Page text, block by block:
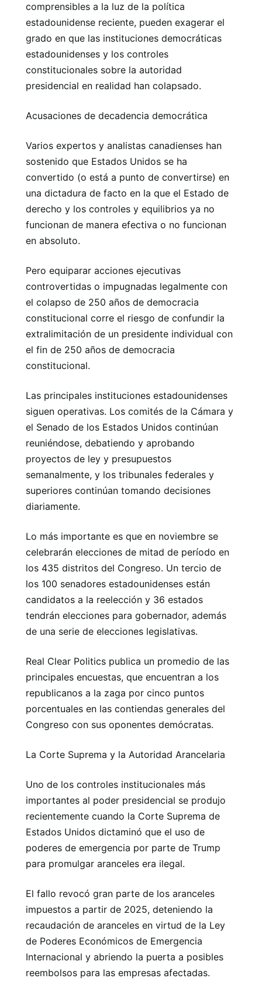
comprensibles a la luz de la política
estadounidense reciente, pueden exagerar el
grado en que las instituciones democráticas
estadounidenses y los controles
constitucionales sobre la autoridad
presidencial en realidad han colapsado.
Acusaciones de decadencia democrática
Varios expertos y analistas canadienses han
sostenido que Estados Unidos se ha
convertido (o está a punto de convertirse) en
una dictadura de facto en la que el Estado de
derecho y los controles y equilibrios ya no
funcionan de manera efectiva o no funcionan
en absoluto.
Pero equiparar acciones ejecutivas
controvertidas o impugnadas legalmente con
el colapso de 250 años de democracia
constitucional corre el riesgo de confundir la
extralimitación de un presidente individual con
el fin de 250 años de democracia
constitucional.
Las principales instituciones estadounidenses
siguen operativas. Los comités de la Cámara y
el Senado de los Estados Unidos continúan
reuniéndose, debatiendo y aprobando
proyectos de ley y presupuestos
semanalmente, y los tribunales federales y
superiores continúan tomando decisiones
diariamente.
Lo más importante es que en noviembre se
celebrarán elecciones de mitad de período en
los 435 distritos del Congreso. Un tercio de
los 100 senadores estadounidenses están
candidatos a la reelección y 36 estados
tendrán elecciones para gobernador, además
de una serie de elecciones legislativas.
Real Clear Politics publica un promedio de las
principales encuestas, que encuentran a los
republicanos a la zaga por cinco puntos
porcentuales en las contiendas generales del
Congreso con sus oponentes demócratas.
La Corte Suprema y la Autoridad Arancelaria
Uno de los controles institucionales más
importantes al poder presidencial se produjo
recientemente cuando la Corte Suprema de
Estados Unidos dictaminó que el uso de
poderes de emergencia por parte de Trump
para promulgar aranceles era ilegal.
El fallo revocó gran parte de los aranceles
impuestos a partir de 2025, deteniendo la
recaudación de aranceles en virtud de la Ley
de Poderes Económicos de Emergencia
Internacional y abriendo la puerta a posibles
reembolsos para las empresas afectadas.